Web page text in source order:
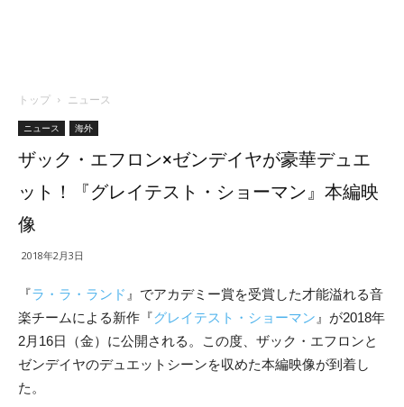
トップ ニュース
ニュース 海外
ザック・エフロン×ゼンデイヤが豪華デュエ
ット！『グレイテスト・ショーマン』本編映
像
2018年2月3日
『ラ・ラ・ランド 』でアカデミー賞を受賞した才能溢れる音
楽チームによる新作『グレイテスト・ショーマン 』が2018年
2月16日（金）に公開される。この度、ザック・エフロンと
ゼンデイヤのデュエットシーンを収めた本編映像が到着し
た。